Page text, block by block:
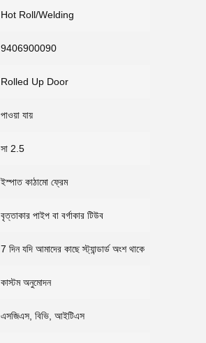
Hot Roll/Welding
9406900090
Rolled Up Door
পাওয়া যায়
সা 2.5
ইস্পাত কাঠামো ফ্রেম
বৃত্তাকার পাইপ বা বর্গাকার টিউব
7 দিন যদি আমাদের কাছে স্ট্যান্ডার্ড অংশ থাকে
কাস্টম অনুমোদন
এসজিএস, বিভি, আইটিএস